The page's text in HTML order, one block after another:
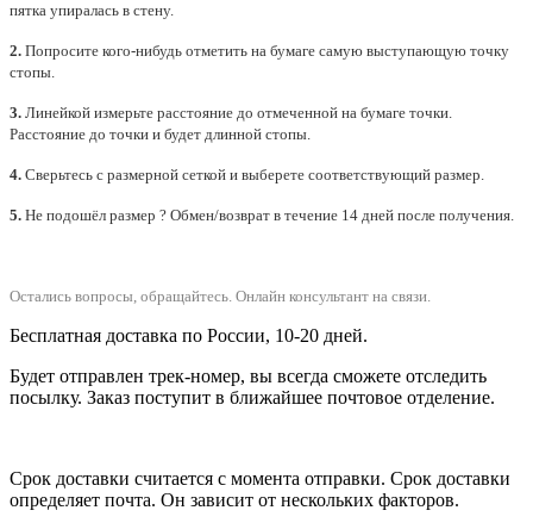
пятка упиралась в стену.
2. Попросите кого-нибудь отметить на бумаге самую выступающую точку
стопы.
3. Линейкой измерьте расстояние до отмеченной на бумаге точки.
Расстояние до точки и будет длинной стопы.
4. Сверьтесь с размерной сеткой и выберете соответствующий размер.
5. Не подошёл размер ? Обмен/возврат в течение 14 дней после получения.
Остались вопросы, обращайтесь. Онлайн консультант на связи.
Бесплатная доставка по России, 10-20 дней.
Будет отправлен трек-номер, вы всегда сможете отследить
посылку. Заказ поступит в ближайшее почтовое отделение.
Срок доставки считается с момента отправки. Срок доставки
определяет почта. Он зависит от нескольких факторов.